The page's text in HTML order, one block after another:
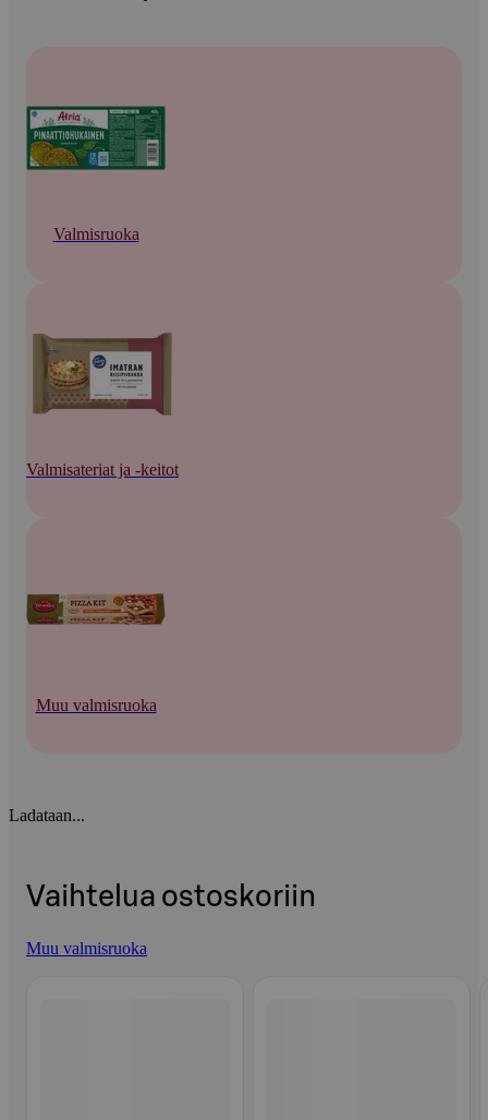
Valmisruoka
Valmisateriat ja -keitot
Muu valmisruoka
Ladataan...
Vaihtelua ostoskoriin
Muu valmisruoka